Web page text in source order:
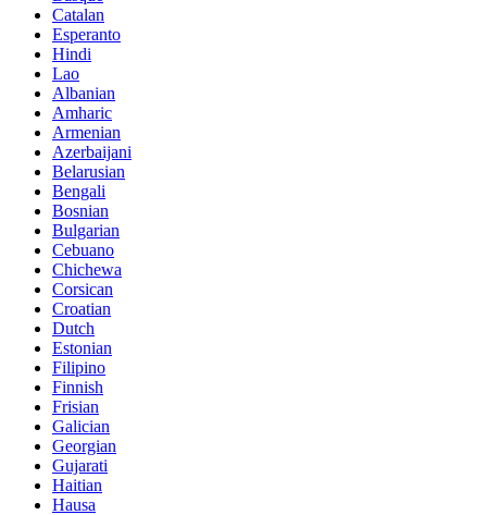
Catalan
Esperanto
Hindi
Lao
Albanian
Amharic
Armenian
Azerbaijani
Belarusian
Bengali
Bosnian
Bulgarian
Cebuano
Chichewa
Corsican
Croatian
Dutch
Estonian
Filipino
Finnish
Frisian
Galician
Georgian
Gujarati
Haitian
Hausa